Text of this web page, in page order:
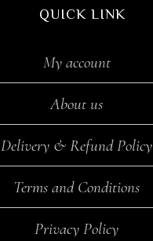
QUICK LINK
My account
About us
Delivery & Refund Policy
Terms and Conditions
Privacy Policy